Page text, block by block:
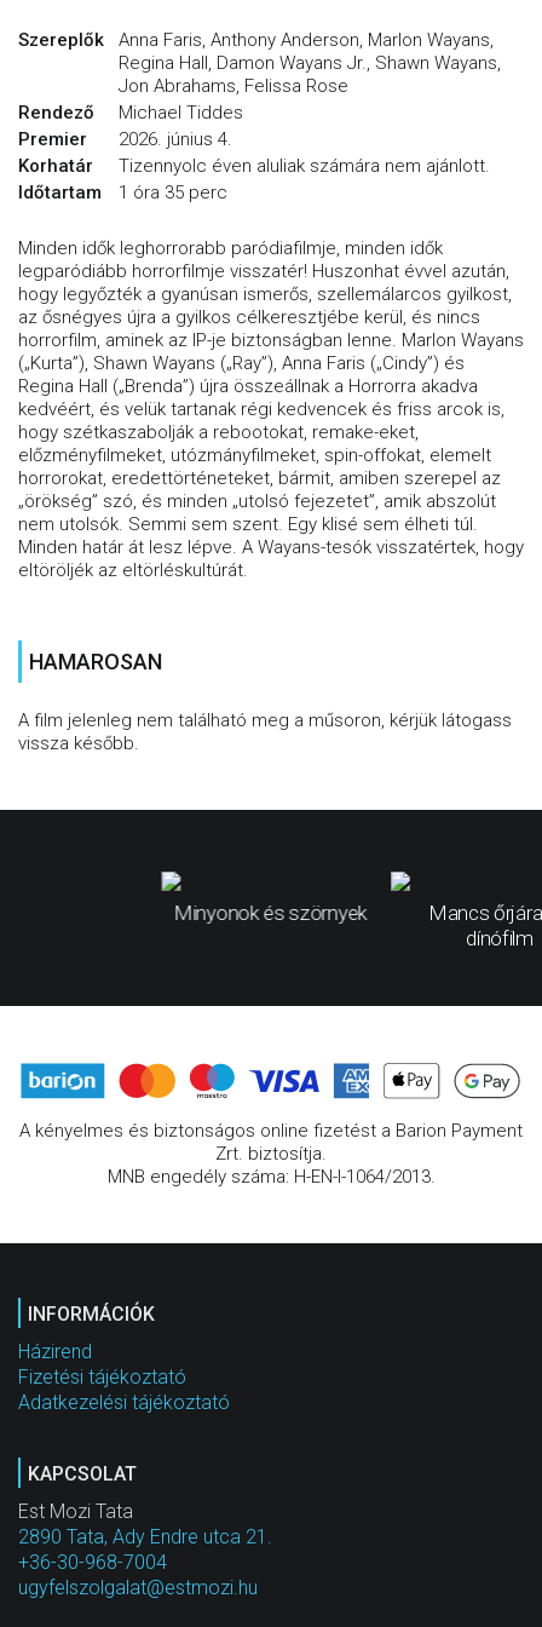
Szereplők
Anna Faris, Anthony Anderson, Marlon Wayans,
Regina Hall, Damon Wayans Jr., Shawn Wayans,
Jon Abrahams, Felissa Rose
Rendező
Michael Tiddes
Premier
2026. június 4.
Korhatár
Tizennyolc éven aluliak számára nem ajánlott.
Időtartam
1 óra 35 perc
Minden idők leghorrorabb paródiafilmje, minden idők
legparódiább horrorfilmje visszatér! Huszonhat évvel azután,
hogy legyőzték a gyanúsan ismerős, szellemálarcos gyilkost,
az ősnégyes újra a gyilkos célkeresztjébe kerül, és nincs
horrorfilm, aminek az IP-je biztonságban lenne. Marlon Wayans
(„Kurta”), Shawn Wayans („Ray”), Anna Faris („Cindy”) és
Regina Hall („Brenda”) újra összeállnak a Horrorra akadva
kedvéért, és velük tartanak régi kedvencek és friss arcok is,
hogy szétkaszabolják a rebootokat, remake-eket,
előzményfilmeket, utózmányfilmeket, spin-offokat, elemelt
horrorokat, eredettörténeteket, bármit, amiben szerepel az
„örökség” szó, és minden „utolsó fejezetet”, amik abszolút
nem utolsók. Semmi sem szent. Egy klisé sem élheti túl.
Minden határ át lesz lépve. A Wayans-tesók visszatértek, hogy
eltöröljék az eltörléskultúrát.
HAMAROSAN
A film jelenleg nem található meg a műsoron, kérjük látogass
vissza később.
Minyonok és szörnyek
Mancs
dínófilm
A kényelmes és biztonságos online fizetést a Barion Payment
Zrt. biztosítja.
MNB engedély száma: H-EN-I-1064/2013.
INFORMÁCIÓK
Házirend
Fizetési tájékoztató
Adatkezelési tájékoztató
KAPCSOLAT
Est Mozi Tata
2890 Tata, Ady Endre utca 21.
+36-30-968-7004
ugyfelszolgalat@estmozi.hu